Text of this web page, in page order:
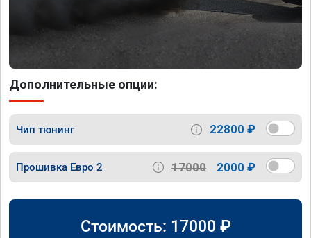
Дополнительные опции:
Чип тюнинг 22800 ₽
Прошивка Евро 2 17000 2000 ₽
Стоимость: 17000 ₽